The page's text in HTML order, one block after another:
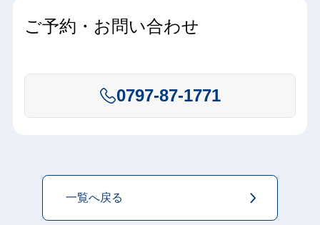
ご予約・お問い合わせ
0797-87-1771
一覧へ戻る